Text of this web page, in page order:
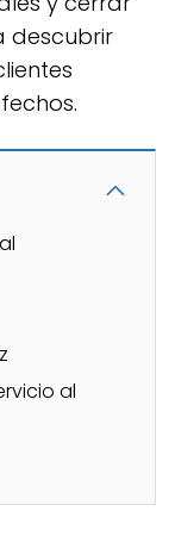
descubrir
al